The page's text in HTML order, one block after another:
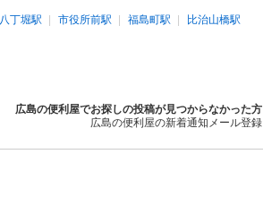
八丁堀駅 市役所前駅 福島町駅
比治山橋駅
広島の便利屋でお探しの投稿が見つからなかった方
広島の便利屋の新着通知メール登録